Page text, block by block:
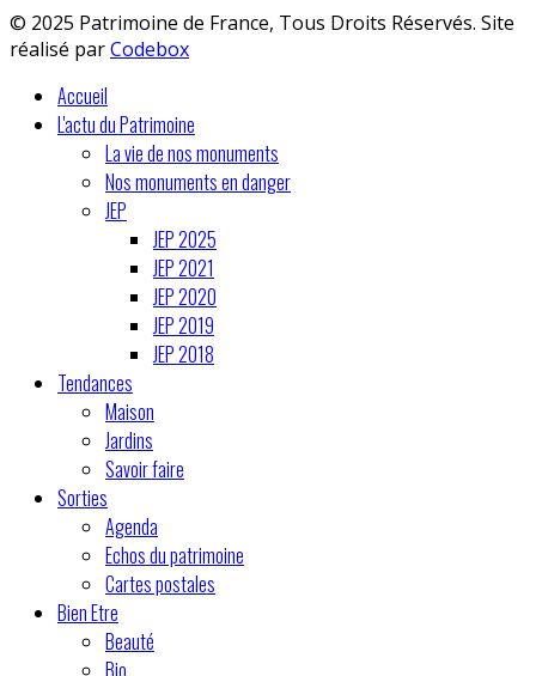
© 2025 Patrimoine de France, Tous Droits Réservés. Site
réalisé parCodebox
Accueil
L'actu du Patrimoine
La vie de nos monuments
Nos monuments en danger
JEP
JEP 2025
JEP 2021
JEP 2020
JEP 2019
JEP 2018
Tendances
Maison
Jardins
Savoir faire
Sorties
Agenda
Echos du patrimoine
Cartes postales
Bien Etre
Beauté
Bio